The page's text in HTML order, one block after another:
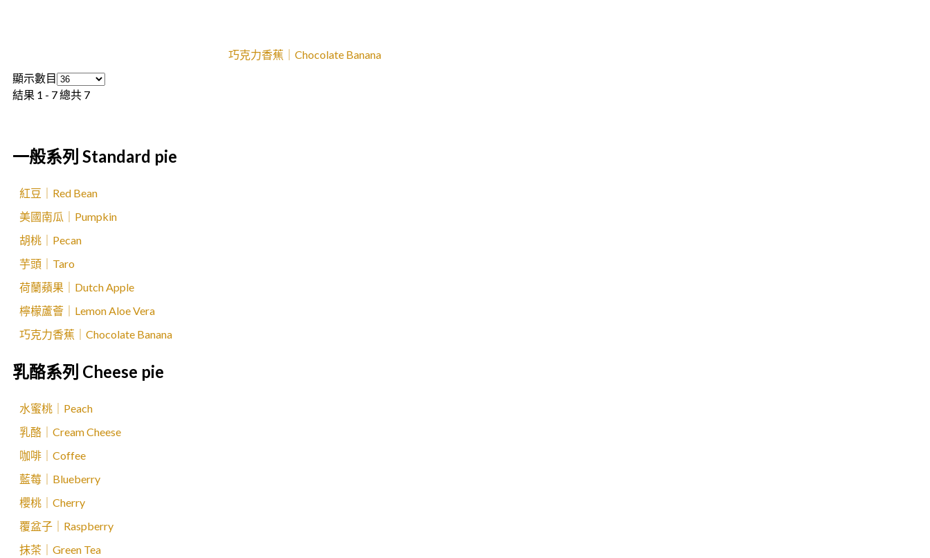
巧克力香蕉｜Chocolate Banana
顯示數目
結果 1 - 7 總共 7
一般系列 Standard pie
紅豆｜Red Bean
美國南瓜｜Pumpkin
胡桃｜Pecan
芋頭｜Taro
荷蘭蘋果｜Dutch Apple
檸檬蘆薈｜Lemon Aloe Vera
巧克力香蕉｜Chocolate Banana
乳酪系列 Cheese pie
水蜜桃｜Peach
乳酪｜Cream Cheese
咖啡｜Coffee
藍莓｜Blueberry
櫻桃｜Cherry
覆盆子｜Raspberry
抹茶｜Green Tea